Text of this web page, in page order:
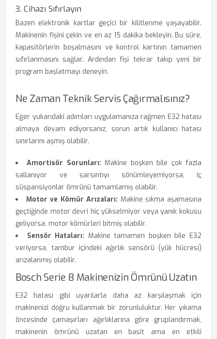
3. Cihazı Sıfırlayın
Bazen elektronik kartlar geçici bir kilitlenme yaşayabilir.
Makinenin fişini çekin ve en az 15 dakika bekleyin. Bu süre,
kapasitörlerin boşalmasını ve kontrol kartının tamamen
sıfırlanmasını sağlar. Ardından fişi tekrar takıp yeni bir
program başlatmayı deneyin.
Ne Zaman Teknik Servis Çağırmalısınız?
Eğer yukarıdaki adımları uygulamanıza rağmen E32 hatası
almaya devam ediyorsanız, sorun artık kullanıcı hatası
sınırlarını aşmış olabilir.
Amortisör Sorunları: Makine boşken bile çok fazla
sallanıyor ve sarsıntıyı sönümleyemiyorsa, iç
süspansiyonlar ömrünü tamamlamış olabilir.
Motor ve Kömür Arızaları: Makine sıkma aşamasına
geçtiğinde motor devri hiç yükselmiyor veya yanık kokusu
geliyorsa, motor kömürleri bitmiş olabilir.
Sensör Hataları: Makine tamamen boşken bile E32
veriyorsa, tambur içindeki ağırlık sensörü (yük hücresi)
arızalanmış olabilir.
Bosch Serie 8 Makinenizin Ömrünü Uzatın
E32 hatası gibi uyarılarla daha az karşılaşmak için
makinenizi doğru kullanmak bir zorunluluktur. Her yıkama
öncesinde çamaşırları ağırlıklarına göre gruplandırmak,
makinenin ömrünü uzatan en basit ama en etkili